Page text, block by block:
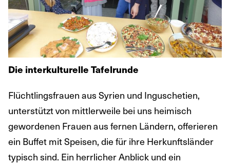
Die interkulturelle Tafelrunde
Flüchtlingsfrauen aus Syrien und Inguschetien,
unterstützt von mittlerweile bei uns heimisch
gewordenen Frauen aus fernen Ländern, offerieren
ein Buffet mit Speisen, die für ihre Herkunftsländer
typisch sind. Ein herrlicher Anblick und ein